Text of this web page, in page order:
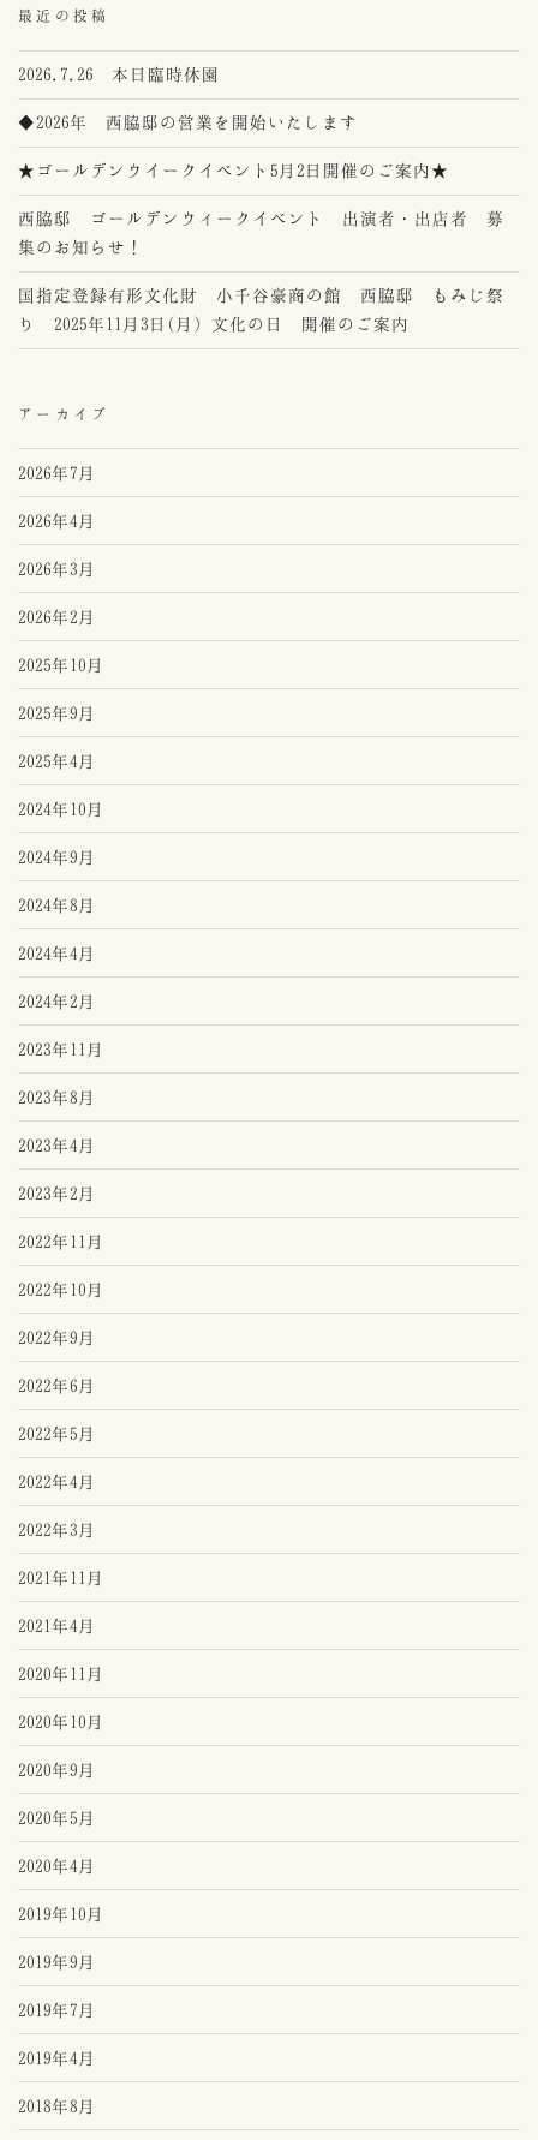
最近の投稿
2026.7.26 本日臨時休園
◆2026年 西脇邸の営業を開始いたします
★ゴールデンウイークイベント5月2日開催のご案内★
西脇邸 ゴールデンウィークイベント 出演者・出店者 募
集のお知らせ！
国指定登録有形文化財 小千谷豪商の館 西脇邸 もみじ祭
り 2025年11月3日(月）文化の日 開催のご案内
アーカイブ
2026年7月
2026年4月
2026年3月
2026年2月
2025年10月
2025年9月
2025年4月
2024年10月
2024年9月
2024年8月
2024年4月
2024年2月
2023年11月
2023年8月
2023年4月
2023年2月
2022年11月
2022年10月
2022年9月
2022年6月
2022年5月
2022年4月
2022年3月
2021年11月
2021年4月
2020年11月
2020年10月
2020年9月
2020年5月
2020年4月
2019年10月
2019年9月
2019年7月
2019年4月
2018年8月